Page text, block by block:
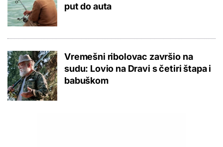
put do auta
Vremešni ribolovac završio na
sudu: Lovio na Dravi s četiri štapa i
babuškom